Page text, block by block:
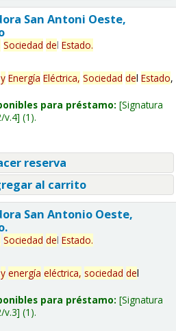
San Antoni Oeste,
Sociedad del Estado.
y Energía Eléctrica, Sociedad del Estado,
para préstamo: Signatura
v.4 (1).
reserva
al carrito
San Antonio Oeste,
Sociedad del Estado.
y energía eléctrica, sociedad del
para préstamo: Signatura
v.3 (1).